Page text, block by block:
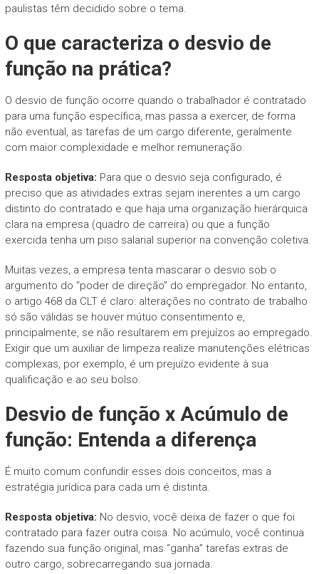
paulistas têm decidido sobre o tema.
O que caracteriza o desvio de
função na prática?
O desvio de função ocorre quando o trabalhador é contratado
para uma função específica, mas passa a exercer, de forma
não eventual, as tarefas de um cargo diferente, geralmente
com maior complexidade e melhor remuneração.
Resposta objetiva: Para que o desvio seja configurado, é
preciso que as atividades extras sejam inerentes a um cargo
distinto do contratado e que haja uma organização hierárquica
clara na empresa (quadro de carreira) ou que a função
exercida tenha um piso salarial superior na convenção coletiva.
Muitas vezes, a empresa tenta mascarar o desvio sob o
argumento do “poder de direção” do empregador. No entanto,
o artigo 468 da CLT é claro: alterações no contrato de trabalho
só são válidas se houver mútuo consentimento e,
principalmente, se não resultarem em prejuízos ao empregado.
Exigir que um auxiliar de limpeza realize manutenções elétricas
complexas, por exemplo, é um prejuízo evidente à sua
qualificação e ao seu bolso.
Desvio de função x Acúmulo de
função: Entenda a diferença
É muito comum confundir esses dois conceitos, mas a
estratégia jurídica para cada um é distinta.
Resposta objetiva: No desvio, você deixa de fazer o que foi
contratado para fazer outra coisa. No acúmulo, você continua
fazendo sua função original, mas “ganha” tarefas extras de
outro cargo, sobrecarregando sua jornada.